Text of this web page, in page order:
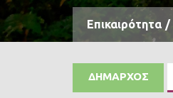
Επικαιρότητα /
ΔΗΜΑΡΧΟΣ